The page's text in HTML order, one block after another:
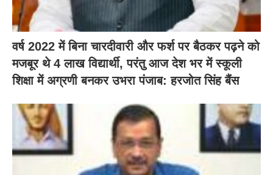
वर्ष 2022 में बिना चारदीवारी और फर्श पर बैठकर पढ़ने को
मजबूर थे 4 लाख विद्यार्थी, परंतु आज देश भर में स्कूली
शिक्षा में अग्रणी बनकर उभरा पंजाब: हरजोत सिंह बैंस